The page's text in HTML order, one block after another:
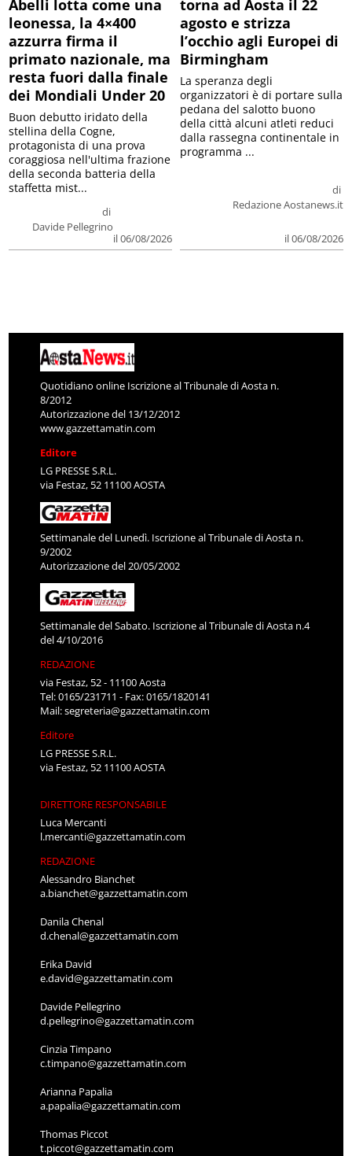
Abelli lotta come una
leonessa, la 4×400
azzurra firma il
primato nazionale, ma
resta fuori dalla finale
dei Mondiali Under 20
di
Davide Pellegrino
il 06/08/2026
Buon debutto iridato della
stellina della Cogne,
protagonista di una prova
coraggiosa nell'ultima frazione
della seconda batteria della
staffetta mist...
torna ad Aosta il 22
agosto e strizza
l’occhio agli Europei di
Birmingham
di
Redazione Aostanews.it
il 06/08/2026
La speranza degli
organizzatori è di portare sulla
pedana del salotto buono
della città alcuni atleti reduci
dalla rassegna continentale in
programma ...
Quotidiano online Iscrizione al Tribunale di Aosta n.
8/2012
Autorizzazione del 13/12/2012
www.gazzettamatin.com
Editore
LG PRESSE S.R.L.
via Festaz, 52 11100 AOSTA
Settimanale del Lunedì. Iscrizione al Tribunale di Aosta n.
9/2002
Autorizzazione del 20/05/2002
Settimanale del Sabato. Iscrizione al Tribunale di Aosta n.4
del 4/10/2016
REDAZIONE
via Festaz, 52 - 11100 Aosta
Tel: 0165/231711 - Fax: 0165/1820141
Mail:segreteria@gazzettamatin.com
Editore
LG PRESSE S.R.L.
via Festaz, 52 11100 AOSTA
DIRETTORE RESPONSABILE
Luca Mercanti
l.mercanti@gazzettamatin.com
REDAZIONE
Alessandro Bianchet
a.bianchet@gazzettamatin.com
Danila Chenal
d.chenal@gazzettamatin.com
Erika David
e.david@gazzettamatin.com
Davide Pellegrino
d.pellegrino@gazzettamatin.com
Cinzia Timpano
c.timpano@gazzettamatin.com
Arianna Papalia
a.papalia@gazzettamatin.com
Thomas Piccot
t.piccot@gazzettamatin.com